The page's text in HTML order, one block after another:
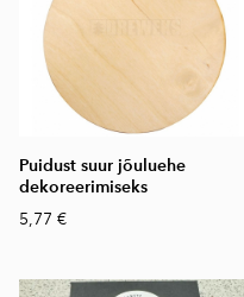
Puidust suur jõuluehe
dekoreerimiseks
5,77 €